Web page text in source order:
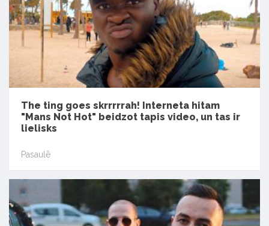
The ting goes skrrrrrah! Interneta hitam
"Mans Not Hot" beidzot tapis video, un tas ir
lielisks
Pasaulē